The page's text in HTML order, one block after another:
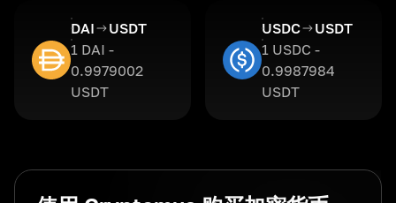
DAI
USDT
1 DAI -
0.9979002
USDT
USDC
USDT
1 USDC -
0.9987984
USDT